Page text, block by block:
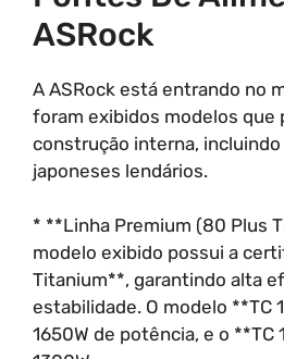
ASRock
A ASRock está entrando no
foram exibidos modelos que
construção interna,
japoneses lendários.
* **Linha Premium (80 Plus
modelo exibido possui a
Titanium**, garantindo alta
estabilidade. O modelo **TC
1650W de potência, e o